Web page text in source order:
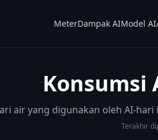
MeterDampak AIModel AI
Konsumsi
air yang digunakan oleh AI-
Terakhir